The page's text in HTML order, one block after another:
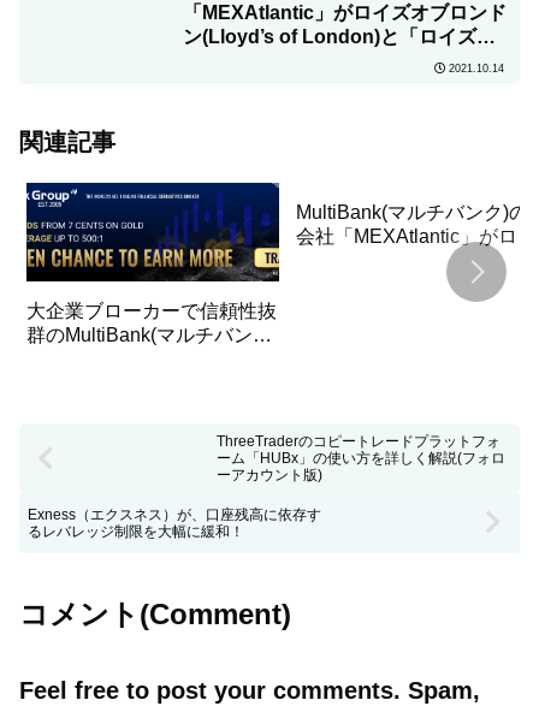
「MEXAtlantic」がロイズオブロンド
ン(Lloyd’s of London)と「ロイズ保
険」を締結！サーバーの移行方法につ
2021.10.14
関連記事
大企業ブローカーで信頼性抜
群のMultiBank(マルチバンク)
MultiBank(マルチバンク)の
会社「MEXAtlantic」がロイ
ズオブロンドン(Lloyd’s of
London)と「ロイズ保険」を
締結！サーバーの移行方法
ThreeTraderのコピートレードプラットフォ
ーム「HUBx」の使い方を詳しく解説(フォロ
ーアカウント版)
Exness（エクスネス）が、口座残高に依存す
るレバレッジ制限を大幅に緩和！
コメント(Comment)
Feel free to post your comments. Spam,